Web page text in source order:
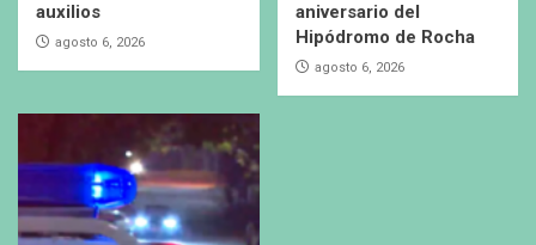
auxilios
agosto 6, 2026
aniversario del
Hipódromo de Rocha
agosto 6, 2026